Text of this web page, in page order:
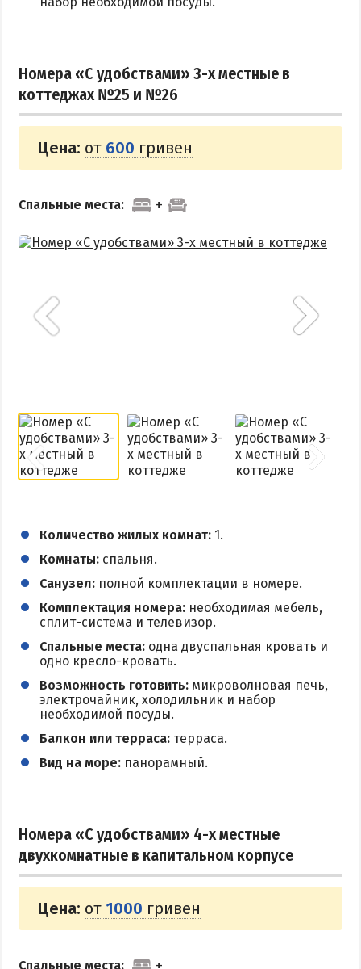
Номера «С удобствами» 3-х местные в
коттеджах №25 и №26
Цена: от 600 гривен
Спальные места:
Количество жилых комнат: 1.
Комнаты: спальня.
Санузел: полной комплектации в номере.
Комплектация номера: необходимая мебель,
сплит-система и телевизор.
Спальные места: одна двуспальная кровать и
одно кресло-кровать.
Возможность готовить: микроволновая печь,
электрочайник, холодильник и набор
необходимой посуды.
Балкон или терраса: терраса.
Вид на море: панорамный.
Номера «С удобствами» 4-х местные
двухкомнатные в капитальном корпусе
Цена: от 1000 гривен
Спальные места: